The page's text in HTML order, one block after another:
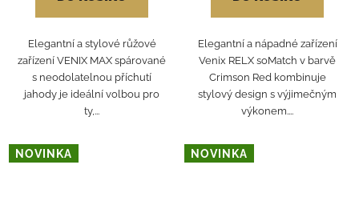
Elegantní a stylové růžové
zařízení VENIX MAX spárované
s neodolatelnou příchutí
jahody je ideální volbou pro
ty,...
Elegantní a nápadné zařízení
Venix RELX soMatch v barvě
Crimson Red kombinuje
stylový design s výjimečným
výkonem....
NOVINKA NOVINKA